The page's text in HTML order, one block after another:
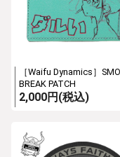
［Waifu Dynamics］
BREAK PATCH
2,000円(税込)